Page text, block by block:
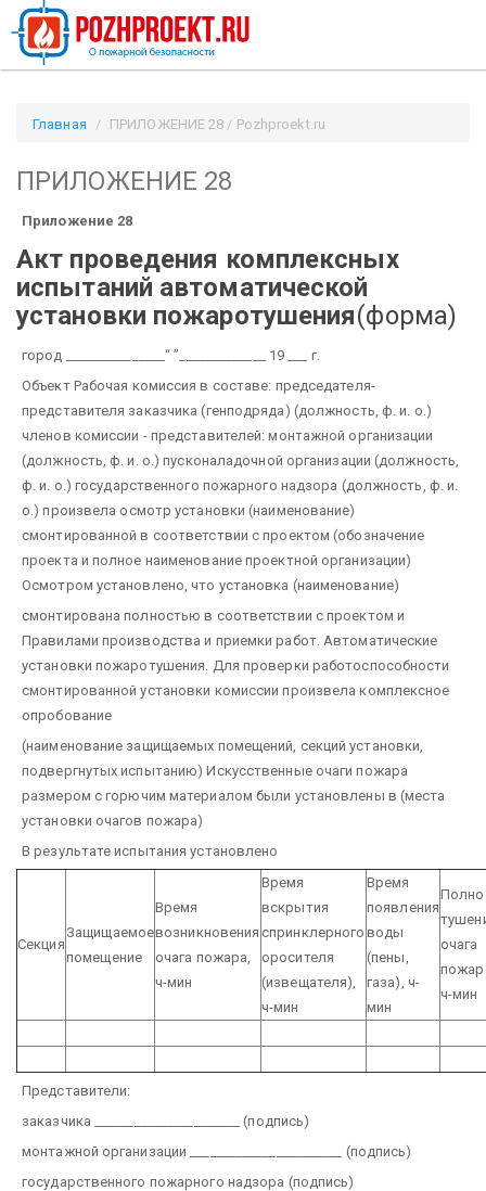
Главная ПРИЛОЖЕНИЕ 28 / Pozhproekt.ru
ПРИЛОЖЕНИЕ 28
Приложение 28
Акт проведения комплексных
испытаний автоматической
установки пожаротушения(форма)
город _______________“ ”_____________ 19 ___ г.
Объект Рабочая комиссия в составе: председателя-
представителя заказчика (генподряда) (должность, ф. и. о.)
членов комиссии - представителей: монтажной организации
(должность, ф. и. о.) пусконаладочной организации(должность,
ф. и. о.) государственного пожарного надзора (должность, ф. и.
о.) произвела осмотр установки(наименование)
смонтированной в соответствии с проектом (обозначение
проекта и полное наименование проектной организации)
Осмотром установлено, что установка (наименование)
смонтирована полностью в соответствии с проектом и
Правилами производства и приемки работ. Автоматические
установки пожаротушения. Для проверки работоспособности
смонтированной установки комиссии произвела комплексное
опробование
(наименование защищаемых помещений, секций установки,
подвергнутых испытанию) Искусственные очаги пожара
размером с горючим материаломбыли установлены в (места
установки очагов пожара)
В результате испытания установлено
Секция
Защищаемое
помещение
Время
возникновения
очага пожара,
ч-мин
Время
вскрытия
спринклерного
оросителя
(извещателя),
ч-мин
Время
появления
воды
(пены,
газа), ч-
мин
очага
ч-мин
Представители:
заказчика ______________________
(подпись)
монтажной организации _______________________
(подпись)
государственного пожарного надзора (подпись)